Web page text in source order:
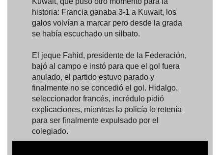
historia: Francia ganaba 3-1 a Kuwait, los
galos volvían a marcar pero desde la grada
se había escuchado un silbato.
El jeque Fahid, presidente de la Federación,
bajó al campo e instó para que el gol fuera
anulado, el partido estuvo parado y
finalmente no se concedió el gol. Hidalgo,
seleccionador francés, incrédulo pidió
explicaciones, mientras la policía lo retenía
para ser finalmente expulsado por el
colegiado.